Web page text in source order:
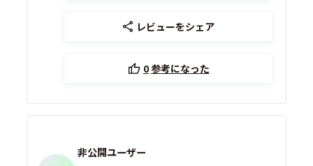
レビューをシェア
0参考になった
非公開ユーザー